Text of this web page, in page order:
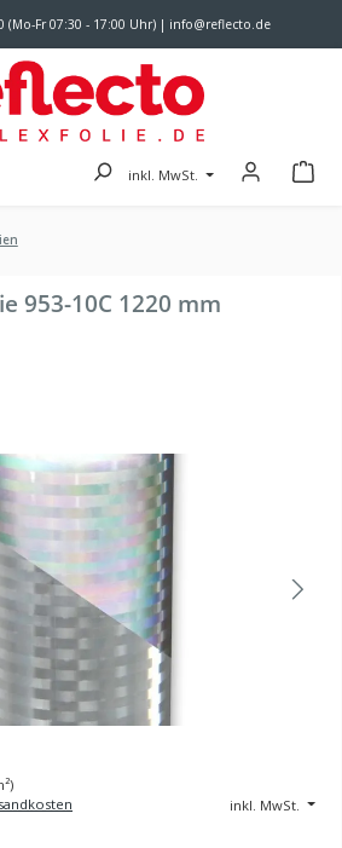
(Mo-Fr 07:30 - 17:00 Uhr) | info@reflecto.de
inkl. MwSt.
953-10C 1220 mm
inkl. MwSt.